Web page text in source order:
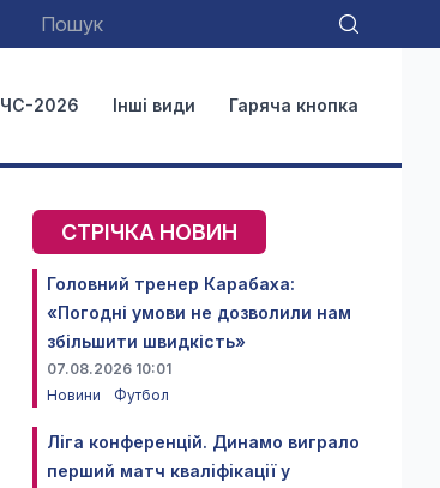
ЧС-2026 Інші види Гаряча кнопка
СТРІЧКА НОВИН
Головний тренер Карабаха:
«Погодні умови не дозволили нам
збільшити швидкість»
07.08.2026 10:01
Новини
Футбол
Ліга конференцій. Динамо виграло
перший матч кваліфікації у